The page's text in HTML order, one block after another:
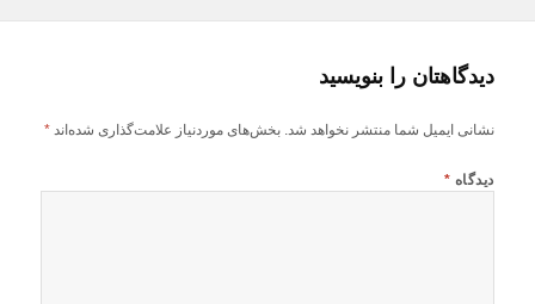
دیدگاهتان را بنویسید
نشانی ایمیل شما منتشر نخواهد شد. بخش‌های موردنیاز علامت‌گذاری شده‌اند*
دیدگاه *